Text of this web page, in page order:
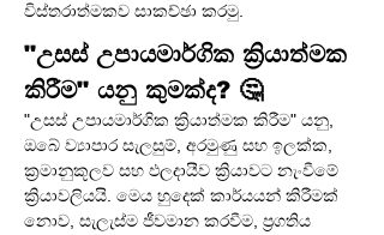
විස්තරාත්මකව සාකච්ඡා කරමු.
"උසස් උපායමාර්ගික ක්‍රියාත්මක
කිරීම" යනු කුමක්ද? 🤔
"උසස් උපායමාර්ගික ක්‍රියාත්මක කිරීම" යනු,
ඔබේ ව්‍යාපාර සැලසුම්, අරමුණු සහ ඉලක්ක,
ක්‍රමානුකූලව සහ ඵලදායීව ක්‍රියාවට නැංවීමේ
ක්‍රියාවලියයි. මෙය හුදෙක් කාර්යයන් කිරීමක්
නොව, සැලැස්ම ජීවමාන කරවීම, ප්‍රගතිය